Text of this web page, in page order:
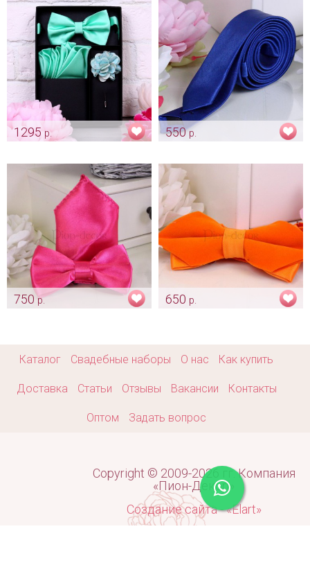
1295 р.
550р.
750р.
650 р.
Каталог Свадебные наборы О нас Как купить
Доставка Статьи Отзывы Вакансии Контакты
Оптом Задать вопрос
Copyright © 2009-2026 гг. Компания
«Пион-Декор»
Создание сайта - «Elart»